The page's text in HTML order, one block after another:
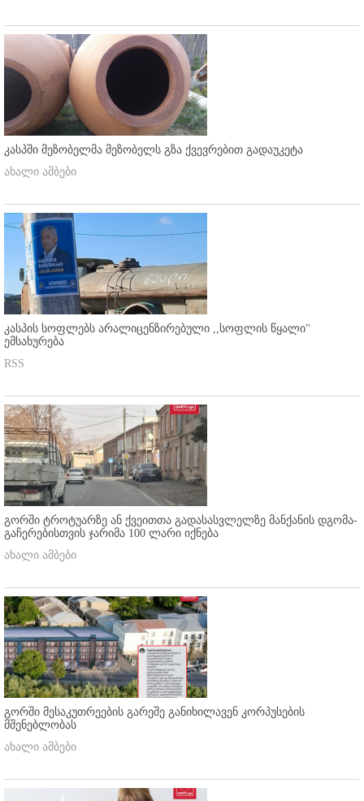
კასპში მეზობელმა მეზობელს გზა ქვევრებით გადაუკეტა
ახალი ამბები
კასპის სოფლებს არალიცენზირებული ,,სოფლის წყალი"
ემსახურება
RSS
გორში ტროტუარზე ან ქვეითთა გადასასვლელზე მანქანის დგომა-
გაჩერებისთვის ჯარიმა 100 ლარი იქნება
ახალი ამბები
გორში მესაკუთრეების გარეშე განიხილავენ კორპუსების
მშენებლობას
ახალი ამბები